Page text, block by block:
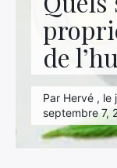
de
Par Hervé , le
septembre 7,
Hightech
Immobilier
Maison
Marketing